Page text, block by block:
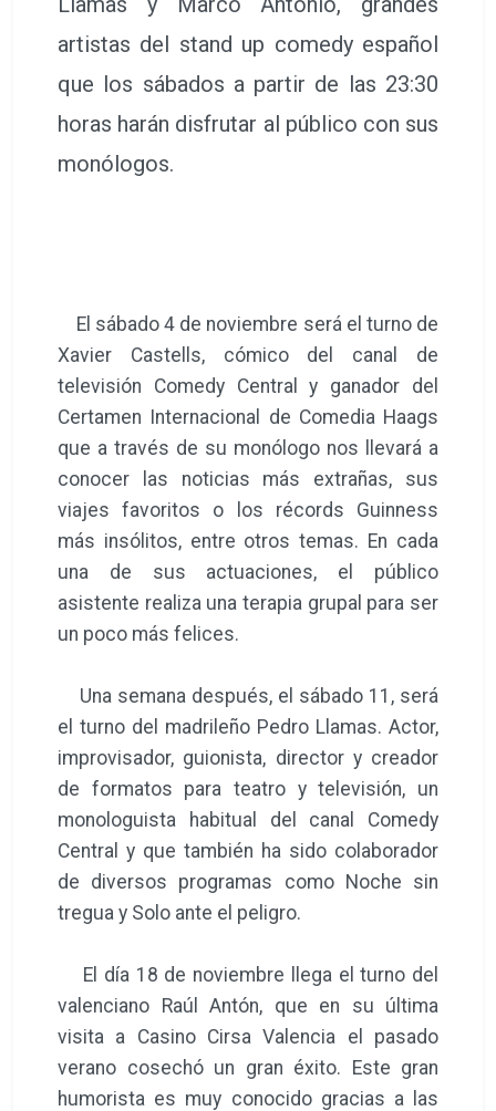
artistas del stand up comedy español
que los sábados a partir de las 23:30
horas harán disfrutar al público con sus
monólogos.
El sábado 4 de noviembre será el turno de
Xavier Castells, cómico del canal de
televisión Comedy Central y ganador del
Certamen Internacional de Comedia Haags
que a través de su monólogo nos llevará a
conocer las noticias más extrañas, sus
viajes favoritos o los récords Guinness
más insólitos, entre otros temas. En cada
una de sus actuaciones, el público
asistente realiza una terapia grupal para ser
un poco más felices.
Una semana después, el sábado 11, será
el turno del madrileño Pedro Llamas. Actor,
improvisador, guionista, director y creador
de formatos para teatro y televisión, un
monologuista habitual del canal Comedy
Central y que también ha sido colaborador
de diversos programas como Noche sin
tregua y Solo ante el peligro.
El día 18 de noviembre llega el turno del
valenciano Raúl Antón, que en su última
visita a Casino Cirsa Valencia el pasado
verano cosechó un gran éxito. Este gran
humorista es muy conocido gracias a las